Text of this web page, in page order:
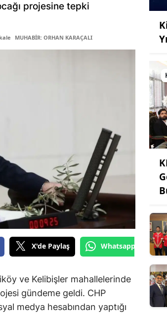
projesine tepki
MUHABİR: ORHAN KARAÇALI
X'de Paylaş Whatsapp'tan
ve Kelibişler mahallelerinde
gündeme geldi. CHP
medya hesabından yaptığı